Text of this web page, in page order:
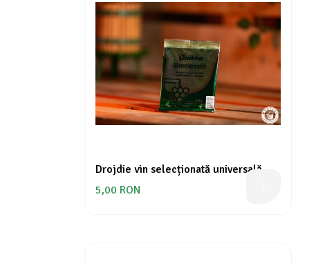
Drojdie vin selecționată universală
5,00 RON